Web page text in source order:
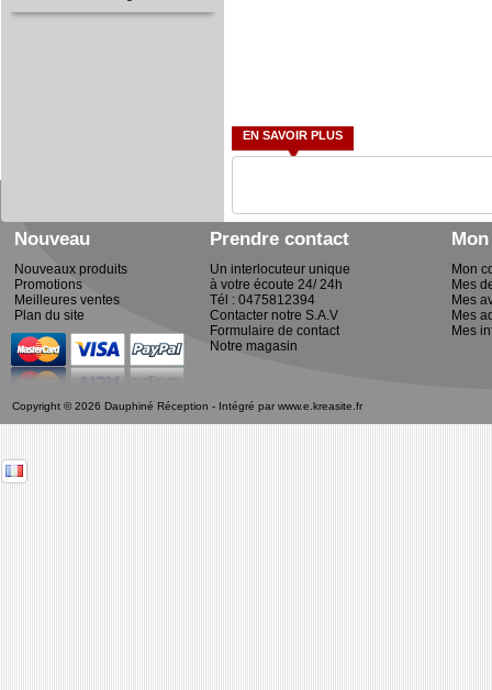
EN SAVOIR PLUS
Nouveau
Nouveaux produits
Promotions
Meilleures ventes
Plan du site
Copyright © 2026 Dauphiné Réception - Intégré par www.e.kreasite.fr
Prendre contact
Un interlocuteur unique
à votre écoute 24/ 24h
Tél : 0475812394
Contacter notre S.A.V
Formulaire de contact
Notre magasin
Mon
Mes
Mes
Mes
Mes